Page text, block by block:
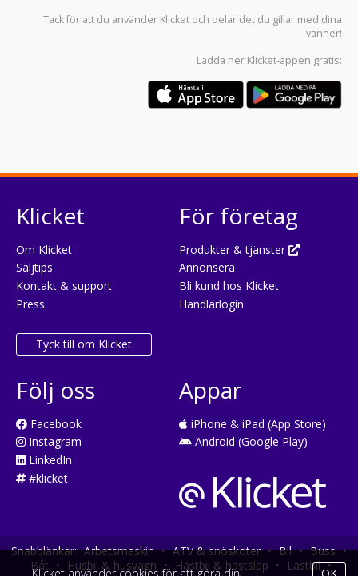
Tack för att du använder Klicket och delar det du gillar med dina
vänner!
Ladda ner Klicket-appen gratis:
Klicket
Om Klicket
Säljtips
Kontakt & support
Press
Tyck till om Klicket
För företag
Produkter & tjänster
Annonsera
Bli kund hos Klicket
Handlarlogin
Följ oss
Facebook
Instagram
LinkedIn
#klicket
Appar
iPhone & iPad (App Store)
Android (Google Play)
Snabblänkar: Arbetsmaskin • ATV & snöskoter • Bil • Buss •
Båt • Husbil & husvagn • Hästbil & hästsläp • Lastbil •